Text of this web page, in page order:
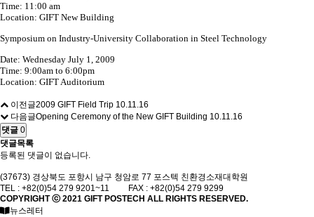
Time: 11:00 am
Location: GIFT New Building
Symposium on Industry-University Collaboration in Steel Technology
Date: Wednesday July 1, 2009
Time: 9:00am to 6:00pm
Location: GIFT Auditorium
이전글2009 GIFT Field Trip 10.11.16
다음글Opening Ceremony of the New GIFT Building 10.11.16
댓글 0
댓글목록
등록된 댓글이 없습니다.
(37673) 경상북도 포항시 남구 청암로 77 포스텍 친환경소재대학원
TEL : +82(0)54 279 9201~11 FAX : +82(0)54 279 9299
COPYRIGHT ⓒ 2021 GIFTPOSTECH ALL RIGHTS RESERVED.
뉴스레터